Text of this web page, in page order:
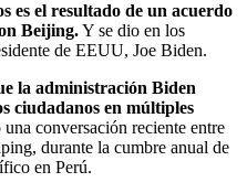
es el resultado de un acuerdo
Beijing.Y se dio en los
de EEUU, Joe Biden.
la administración Biden
ciudadanos en múltiples
conversación reciente entre
durante la cumbre anual de
en Perú.